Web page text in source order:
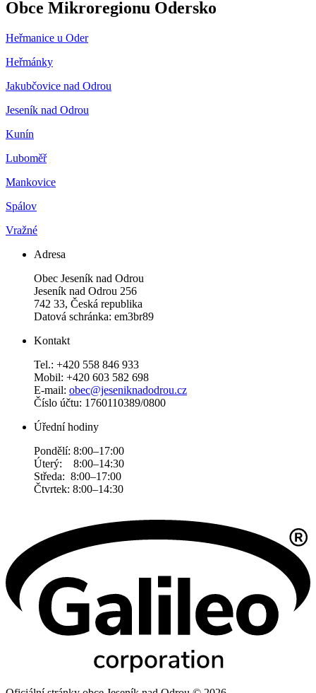
Obce Mikroregionu Odersko
Heřmanice u Oder
Heřmánky
Jakubčovice nad Odrou
Jeseník nad Odrou
Kunín
Luboměř
Mankovice
Spálov
Vražné
Adresa
Obec Jeseník nad Odrou
Jeseník nad Odrou 256
742 33, Česká republika
Datová schránka: em3br89
Kontakt
Tel.: +420 558 846 933
Mobil: +420 603 582 698
E-mail: obec@jeseniknadodrou.cz
Číslo účtu: 1760110389/0800
Úřední hodiny
Pondělí: 8:00–17:00
Úterý: 8:00–14:30
Středa: 8:00–17:00
Čtvrtek: 8:00–14:30